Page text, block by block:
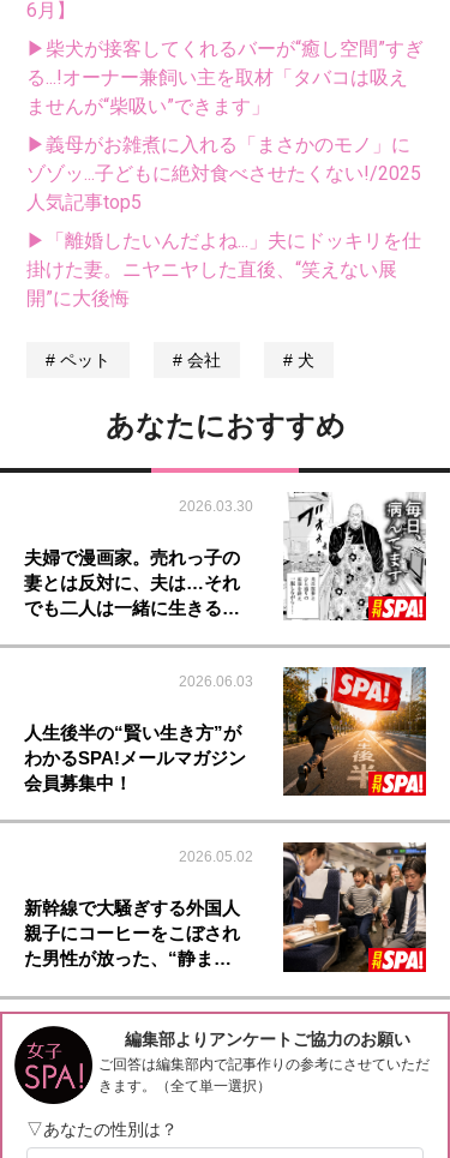
6月】
▶柴犬が接客してくれるバーが“癒し空間”すぎ
る...!オーナー兼飼い主を取材「タバコは吸え
ませんが“柴吸い”できます」
▶義母がお雑煮に入れる「まさかのモノ」に
ゾゾッ...子どもに絶対食べさせたくない!/2025
人気記事top5
▶「離婚したいんだよね...」夫にドッキリを仕
掛けた妻。ニヤニヤした直後、“笑えない展
開”に大後悔
ペット 会社 犬
あなたにおすすめ
2026.03.30
夫婦で漫画家。売れっ子の
妻とは反対に、夫は…それ
でも二人は一緒に生きる…
2026.06.03
人生後半の“賢い生き方”が
わかるSPA!メールマガジン
会員募集中！
2026.05.02
新幹線で大騒ぎする外国人
親子にコーヒーをこぼされ
た男性が放った、“静ま…